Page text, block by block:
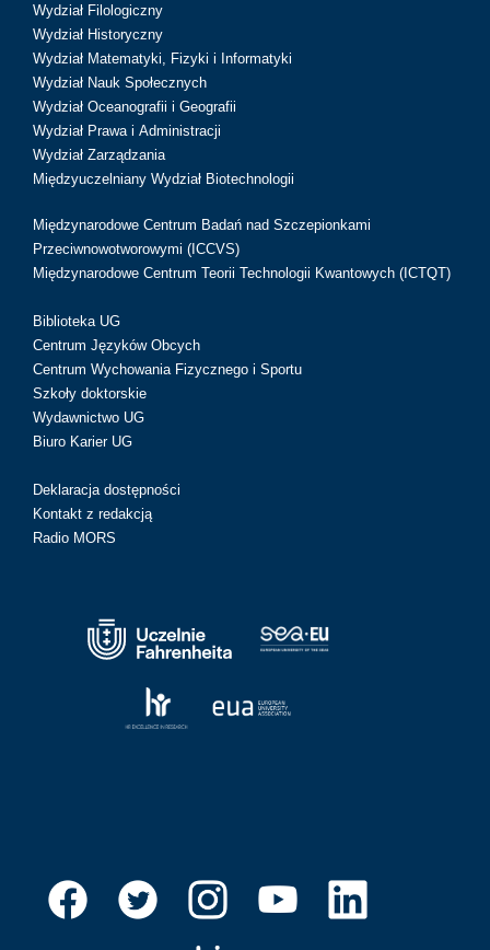
Wydział Filologiczny
Wydział Historyczny
Wydział Matematyki, Fizyki i Informatyki
Wydział Nauk Społecznych
Wydział Oceanografii i Geografii
Wydział Prawa i Administracji
Wydział Zarządzania
Międzyuczelniany Wydział Biotechnologii
Międzynarodowe Centrum Badań nad Szczepionkami
Przeciwnowotworowymi (ICCVS)
Międzynarodowe Centrum Teorii Technologii Kwantowych (ICTQT)
Biblioteka UG
Centrum Języków Obcych
Centrum Wychowania Fizycznego i Sportu
Szkoły doktorskie
Wydawnictwo UG
Biuro Karier UG
Deklaracja dostępności
Kontakt z redakcją
Radio MORS